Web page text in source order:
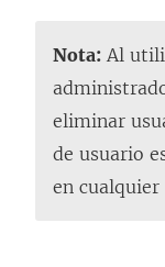
Nota: Al
eliminar
de usuario
en cualquier